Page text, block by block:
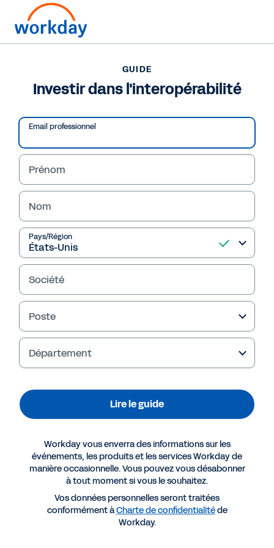
GUIDE
GUIDE
Investir dans l'interopérabilité
Email professionnel
Prénom
Nom
Pays/Région
Société
Poste
Département
Lire le guide
Workday vous enverra des informations sur les
événements, les produits et les services Workday de
manière occasionnelle. Vous pouvez vous désabonner
à tout moment si vous le souhaitez.
Vos données personnelles seront traitées
conformément àCharte de confidentialitéde
Workday.